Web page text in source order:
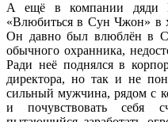
А ещё в компании дяди
«Влюбиться в Сун Чжон» в
Он давно был влюблён в
обычного охранника,
Ради неё поднялся в
директора, но так и не
сильный мужчина, рядом с
и почувствовать себя